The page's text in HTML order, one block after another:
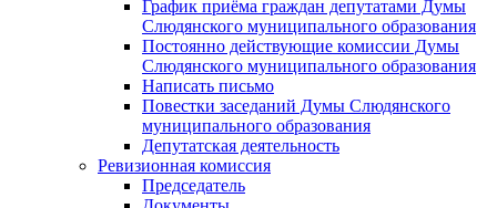
График приёма граждан депутатами Думы
Слюдянского муниципального образования
Постоянно действующие комиссии Думы
Слюдянского муниципального образования
Написать письмо
Повестки заседаний Думы Слюдянского
муниципального образования
Депутатская деятельность
Ревизионная комиссия
Председатель